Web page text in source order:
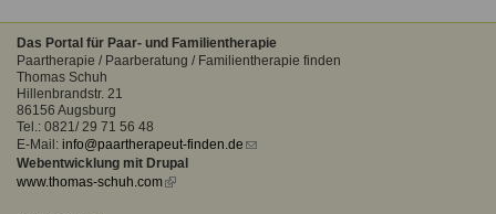
Das Portal für Paar- und Familientherapie
Paartherapie / Paarberatung / Familientherapie finden
Thomas Schuh
Hillenbrandstr. 21
86156 Augsburg
Tel.: 0821/ 29 71 56 48
E-Mail: info@paartherapeut-finden.de (link
Webentwicklung mit Drupal
www.thomas-schuh.com(link